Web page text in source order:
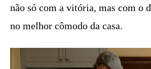
não só com a vitória, mas com o
no melhor cômodo da casa.